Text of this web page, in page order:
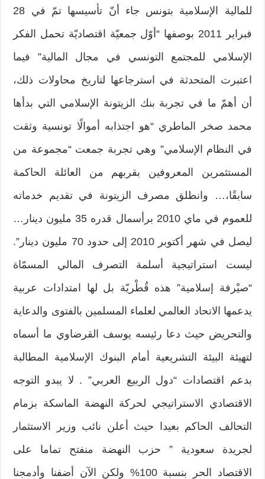
للمالية الإسلامية بتونس جاء أنّ تأسيسها تمّ في 28
فبراير 2011 بوصفها “أوّل جمعيّة اقتصاديّة تحمل الفكر
الإسلامي للمجتمع التونسي في مجال المالية” فيما
اعتبرت المتحدثة في استرجاعها لتاريخ محاولات ذلك،
أن أهمّ ما في تجربة بنك الزيتونة الإسلامي التي بدأها
محمد صخر الماطري “هو اجتذابه أموالًا تونسية وثقت
في النظام الإسلامي” وهي تجربة جمعت “مجموعة من
المستثمرين المعروفين بقربهم من العائلة الحاكمة
سابقًا،… وانطلق مصرف الزيتونة في تقديم خدماته
للعموم في ماي 2010 برأسمال قدره 35 مليون دينار…
ليصل في شهر أكتوبر 2010 إلى حدود 70 مليون دينار”.
ليست استراتيجية أسلمة التصرف المالي المسمّاة
“صيْرفة إسلامية” هذه قُطْريّة بل لها امتدادات عربية
يدعمها الاتحاد العالمي لعلماء المسلمين بالفتوى والدعاية
والتحريض حيث دعا رئيسه يوسف القرضاوي ما أسماه
لتهيئة البيئة التشريعية أمام البنوك الإسلامية المطالبة
بدعم اقتصادات “دول الربيع العربي” . لا يبدو التوجه
الاقتصادي الاستراتيجي لحركة النهضة الماسكة بزمام
التحالف الحاكم بعيدا حيث أعلن نائب وزير الاستثمار
لجريدة سعودية ” حزب النهضة منفتح تماما على
الاقتصاد الحر بنسبة 100% ولكن الآن أضفنا وأدمجنا